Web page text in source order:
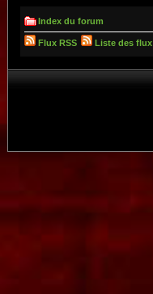
Index du forum
Flux RSS Liste des flux